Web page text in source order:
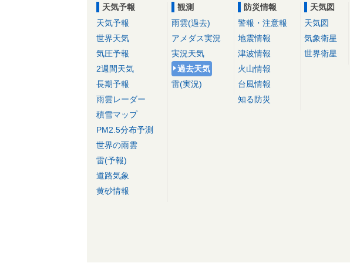
天気予報
天気予報
世界天気
気圧予報
2週間天気
長期予報
雨雲レーダー
積雪マップ
PM2.5分布予測
世界の雨雲
雷(予報)
道路気象
黄砂情報
観測
雨雲(過去)
アメダス実況
実況天気
過去天気
雷(実況)
防災情報
警報・注意報
地震情報
津波情報
火山情報
台風情報
知る防災
天気図
天気図
気象衛星
世界衛星